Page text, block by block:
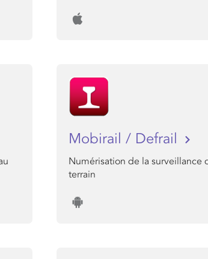
Mobirail / Defrail
Numérisation de la surveillance
terrain